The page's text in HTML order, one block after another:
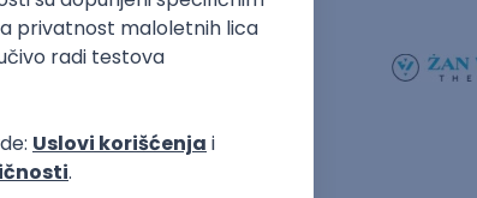
1., 2. i 3. smena